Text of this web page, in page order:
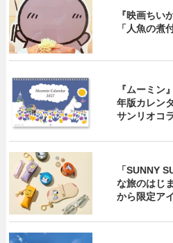
『映画ち
「人魚の煮
『ムーミン
年版カレン
サンリオコ
「SUNNY
な旅のはじ
から限定ア